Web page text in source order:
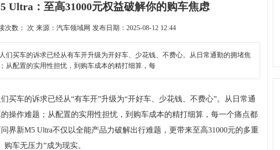
Ultra：至高31000元权益破解你的购车焦虑
次数： 次 来源：汽车领域网 发布日期：2025-08-12 12:44
们买车的诉求已经从有车开升级为开好车、少花钱、不费心。从日常通勤的拥堵焦
从配置的实用性担忧，到购车成本的精打细算，每
买车的诉求已经从“有车开”升级为“开好车、少花钱、不费心”。从日常通
操作难题；从配置的实用性担忧，到购车成本的精打细算，每一个痛点都
界新M5 Ultra不仅以全能产品力破解出行难题，更带来至高31000元的多重
车无压力”成为现实。